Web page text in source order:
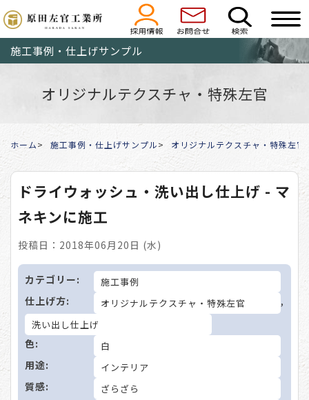
施工事例・仕上げサンプル
オリジナルテクスチャ・特殊左官
ホーム 施工事例・仕上げサンプル オリジナルテクスチャ・特殊左官
ドライウォッシュ・洗い出し仕上げ - マ
ネキンに施工
投稿日：2018年06月20日 (水)
カテゴリー: 施工事例
仕上げ方: オリジナルテクスチャ・特殊左官 ,
洗い出し仕上げ
色: 白
用途: インテリア
質感: ざらざら